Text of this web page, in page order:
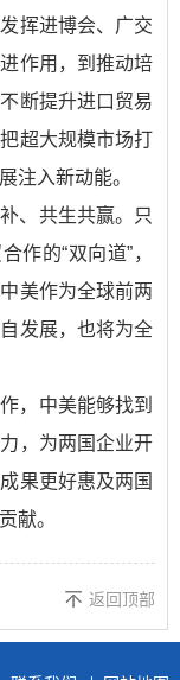
挥进博会、广交
作用，到推动培
断提升进口贸易
超大规模市场打
注入新动能。
、共生共赢。只
作的“双向道”，
美作为全球前两
发展，也将为全
，中美能够找到
，为两国企业开
果更好惠及两国
献。
返回顶部